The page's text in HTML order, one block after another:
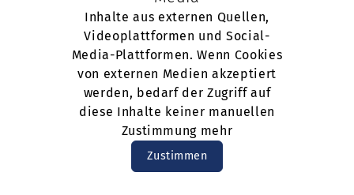
Inhalte aus externen Quellen,
Videoplattformen und Social-
Media-Plattformen. Wenn Cookies
von externen Medien akzeptiert
werden, bedarf der Zugriff auf
diese Inhalte keiner manuellen
Zustimmung mehr
Zustimmen